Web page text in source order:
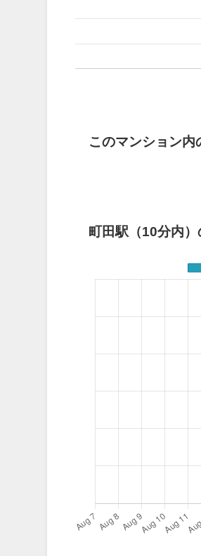
このマンション内
町田駅（10分内）